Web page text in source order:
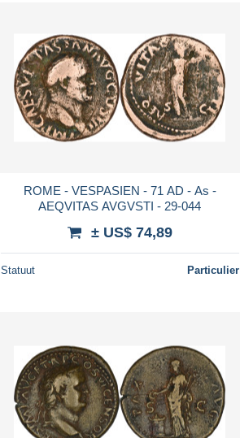
ROME - VESPASIEN - 71 AD - As -
AEQVITAS AVGVSTI - 29-044
± US$ 74,89
Statuut Particulier